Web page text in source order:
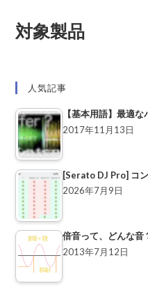
対象製品
人気記事
【基本用語】最適
2017年11月13日
[Serato DJ Pro] コ
2026年7月9日
倍音って、どんな音
2013年7月12日